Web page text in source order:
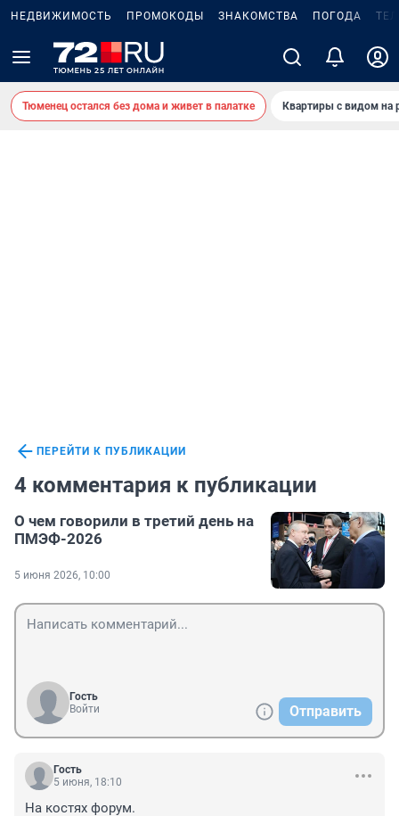
НЕДВИЖИМОСТЬ ПРОМОКОДЫ ЗНАКОМСТВА ПОГОДА
Тюменец остался без дома и живет в палатке Квартиры с видом на
ПЕРЕЙТИ К ПУБЛИКАЦИИ
4 комментария к публикации
О чем говорили в третий день на
ПМЭФ-2026
5 июня 2026, 10:00
Гость
Войти
Отправить
Гость
5 июня, 18:10
На костях форум.